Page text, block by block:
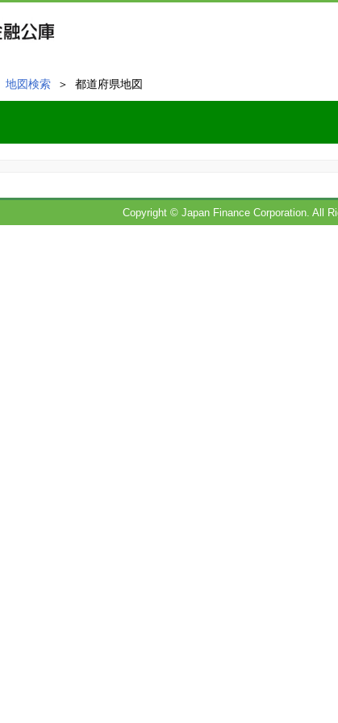
地図検索 ＞ 都道府県地図
Copyright © Japan Finance Corporation. All